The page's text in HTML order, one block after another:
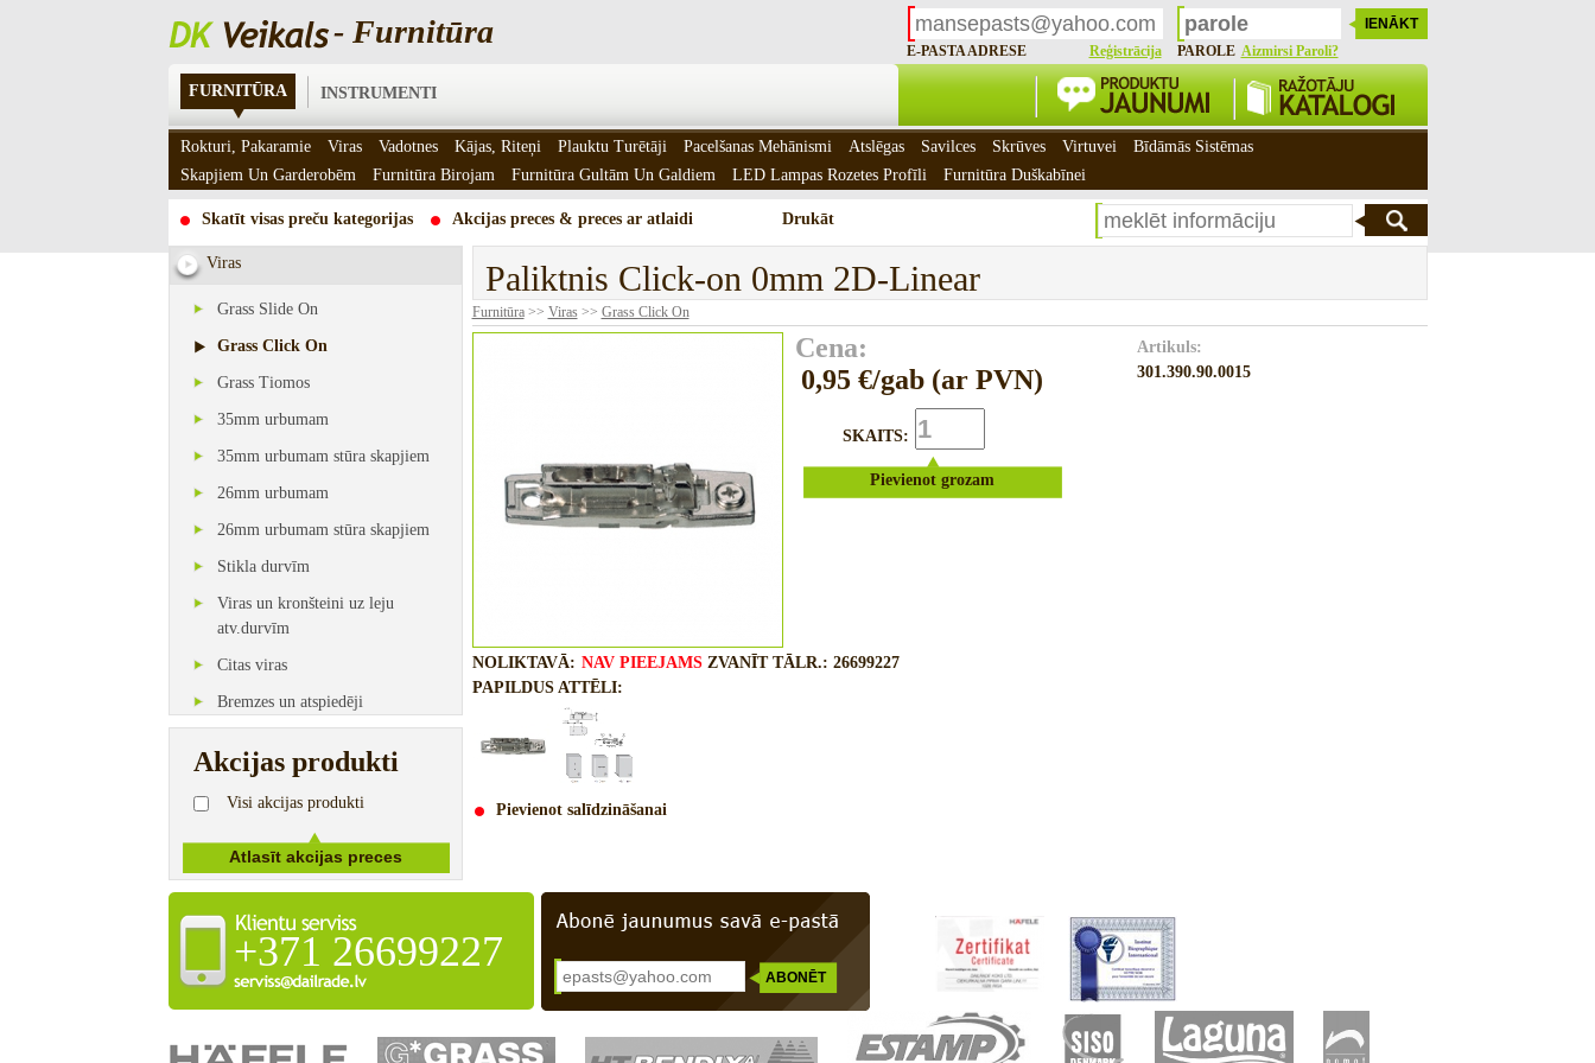
- Furnitūra
E-PASTA ADRESE Reģistrācija PAROLE Aizmirsi Paroli?
FURNITŪRA INSTRUMENTI
Skatīt visas preču kategorijas Akcijas preces & preces ar atlaidi Drukāt
Viras
Grass Slide On
Grass Click On
Grass Tiomos
35mm urbumam
35mm urbumam stūra skapjiem
26mm urbumam
26mm urbumam stūra skapjiem
Stikla durvīm
Viras un kronšteini uz leju
atv.durvīm
Citas viras
Bremzes un atspiedēji
Akcijas produkti
Visi akcijas produkti
Paliktnis Click-on 0mm 2D-Linear
Furnitūra>> Viras>> Grass Click On
Cena:
0,95 €/gab (ar PVN)
SKAITS:
Pievienot grozam
NOLIKTAVĀ: NAV PIEEJAMSZVANĪT TĀLR.: 26699227
PAPILDUS ATTĒLI:
Pievienot salīdzināšanai
Artikuls:
301.390.90.0015
+371 26699227
Rokturi, Pakaramie Viras Vadotnes Kājas, Riteņi Plauktu Turētāji Pacelšanas Mehānismi Atslēgas Savilces Skrūves Virtuvei
Bīdāmās Sistēmas
Skapjiem Un Garderobēm
Furnitūra Birojam Furnitūra Gultām Un Galdiem LED Lampas Rozetes Profīli Furnitūra Duškabīnei